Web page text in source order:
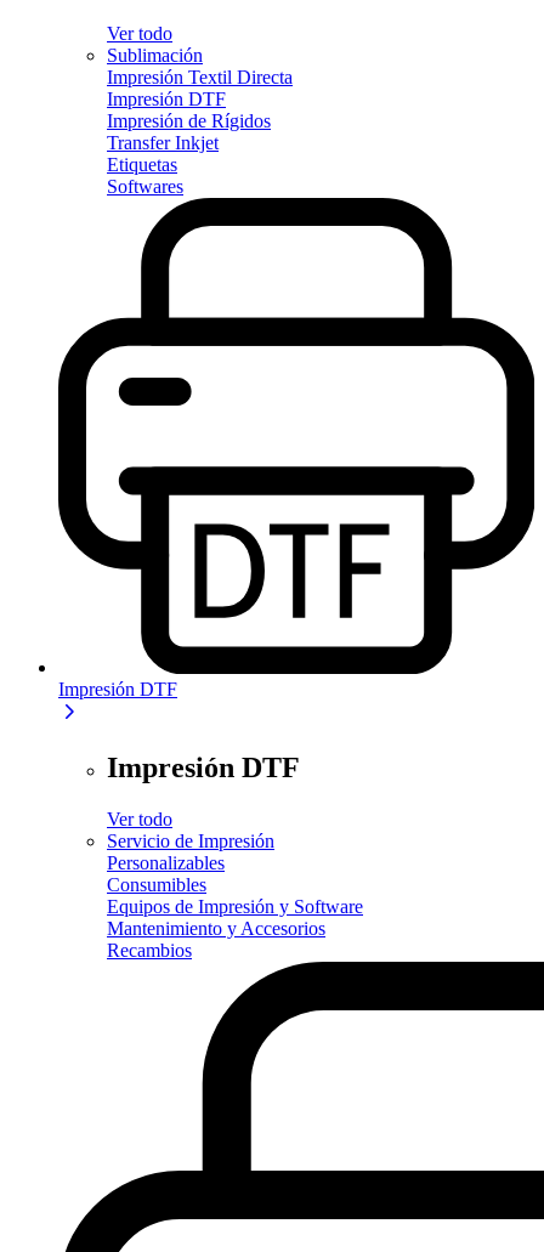
Ver todo
Sublimación
Impresión Textil Directa
Impresión DTF
Impresión de Rígidos
Transfer Inkjet
Etiquetas
Softwares
Impresión DTF
Impresión DTF
Ver todo
Servicio de Impresión
Personalizables
Consumibles
Equipos de Impresión y Software
Mantenimiento y Accesorios
Recambios